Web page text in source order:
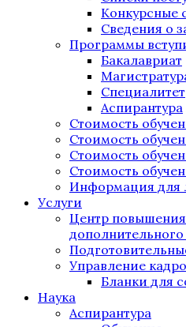
Конкурсные
Сведения о
Программы
Бакалавриат
Специалитет
Аспирантура
Стоимость
Стоимость
Стоимость
Стоимость
Информация для
Услуги
Центр
Управление
Бланки для
Наука
Аспирантура